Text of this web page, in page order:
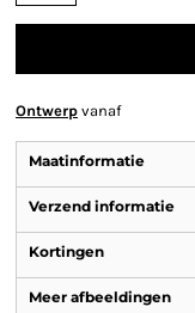
Ontwerp vanaf
Maatinformatie
Verzend informatie
Kortingen
Meer afbeeldingen